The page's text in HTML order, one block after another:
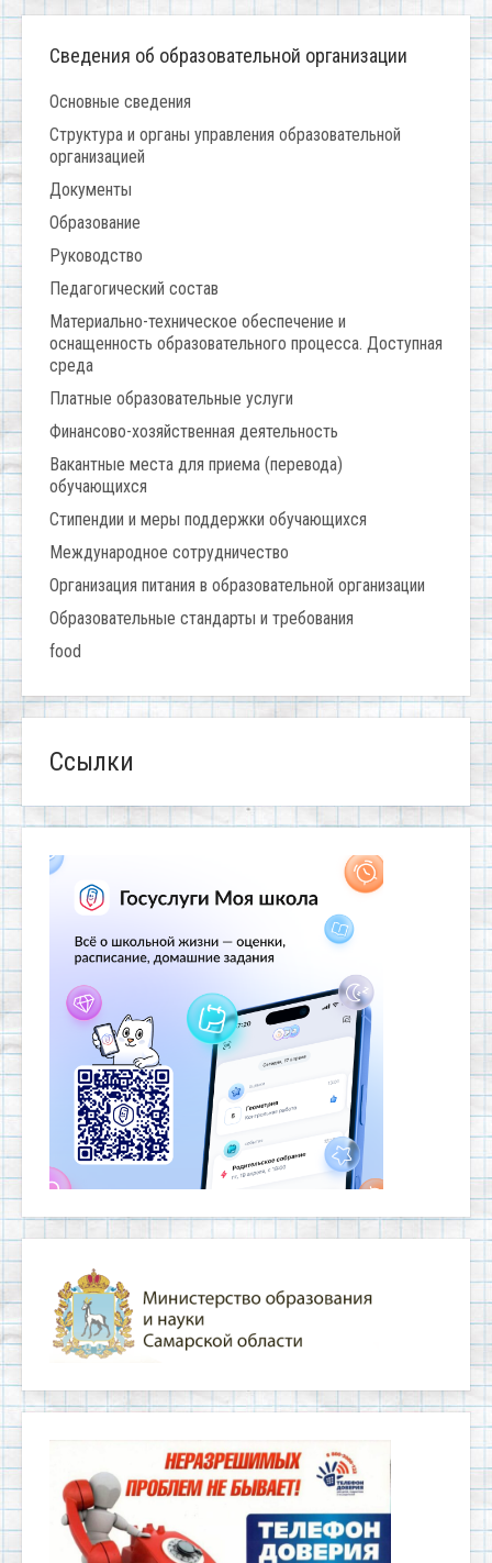
Сведения об образовательной организации
Основные сведения
Структура и органы управления образовательной
организацией
Документы
Образование
Руководство
Педагогический состав
Материально-техническое обеспечение и
оснащенность образовательного процесса. Доступная
среда
Платные образовательные услуги
Финансово-хозяйственная деятельность
Вакантные места для приема (перевода)
обучающихся
Стипендии и меры поддержки обучающихся
Международное сотрудничество
Организация питания в образовательной организации
Образовательные стандарты и требования
food
Ссылки